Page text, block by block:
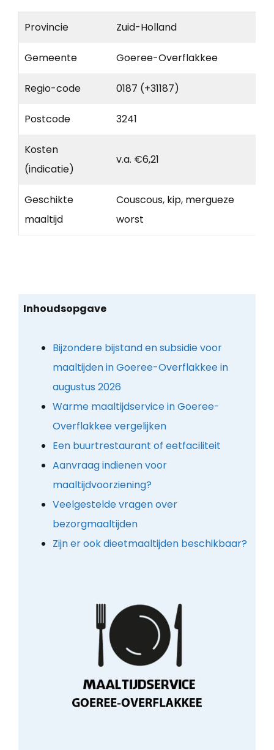
Provincie Zuid-Holland
Gemeente Goeree-Overflakkee
Regio-code 0187 (+31187)
Postcode 3241
Kosten
(indicatie)
v.a. €6,21
Geschikte
maaltijd
Couscous, kip, mergueze
worst
Inhoudsopgave
Bijzondere bijstand en subsidie voor
maaltijden in Goeree-Overflakkee in
augustus 2026
Warme maaltijdservice in Goeree-
Overflakkee vergelijken
Een buurtrestaurant of eetfaciliteit
Aanvraag indienen voor
maaltijdvoorziening?
Veelgestelde vragen over
bezorgmaaltijden
Zijn er ook dieetmaaltijden beschikbaar?